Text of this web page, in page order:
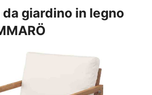
giardino in legno